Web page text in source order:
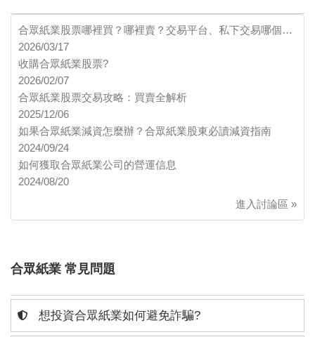
合眾紙業股票哪裡買？哪裡賣？交易平台、私下交易哪個…
2026/03/17
收購合眾紙業股票?
2026/02/07
合眾紙業股票交易攻略：買賣全解析
2025/12/06
如果合眾紙業減資怎麼辦？合眾紙業股東必讀減資指南
2024/09/24
如何獲取合眾紙業公司的營運信息
2024/08/20
進入討論區 »
合眾紙業 常見問題
想投資合眾紙業如何避免詐騙?